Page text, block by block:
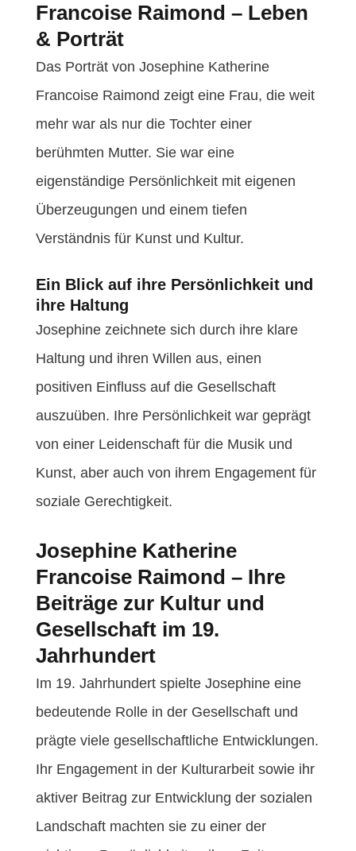
Francoise Raimond – Leben
& Porträt
Das Porträt von Josephine Katherine
Francoise Raimond zeigt eine Frau, die weit
mehr war als nur die Tochter einer
berühmten Mutter. Sie war eine
eigenständige Persönlichkeit mit eigenen
Überzeugungen und einem tiefen
Verständnis für Kunst und Kultur.
Ein Blick auf ihre Persönlichkeit und
ihre Haltung
Josephine zeichnete sich durch ihre klare
Haltung und ihren Willen aus, einen
positiven Einfluss auf die Gesellschaft
auszuüben. Ihre Persönlichkeit war geprägt
von einer Leidenschaft für die Musik und
Kunst, aber auch von ihrem Engagement für
soziale Gerechtigkeit.
Josephine Katherine
Francoise Raimond – Ihre
Beiträge zur Kultur und
Gesellschaft im 19.
Jahrhundert
Im 19. Jahrhundert spielte Josephine eine
bedeutende Rolle in der Gesellschaft und
prägte viele gesellschaftliche Entwicklungen.
Ihr Engagement in der Kulturarbeit sowie ihr
aktiver Beitrag zur Entwicklung der sozialen
Landschaft machten sie zu einer der